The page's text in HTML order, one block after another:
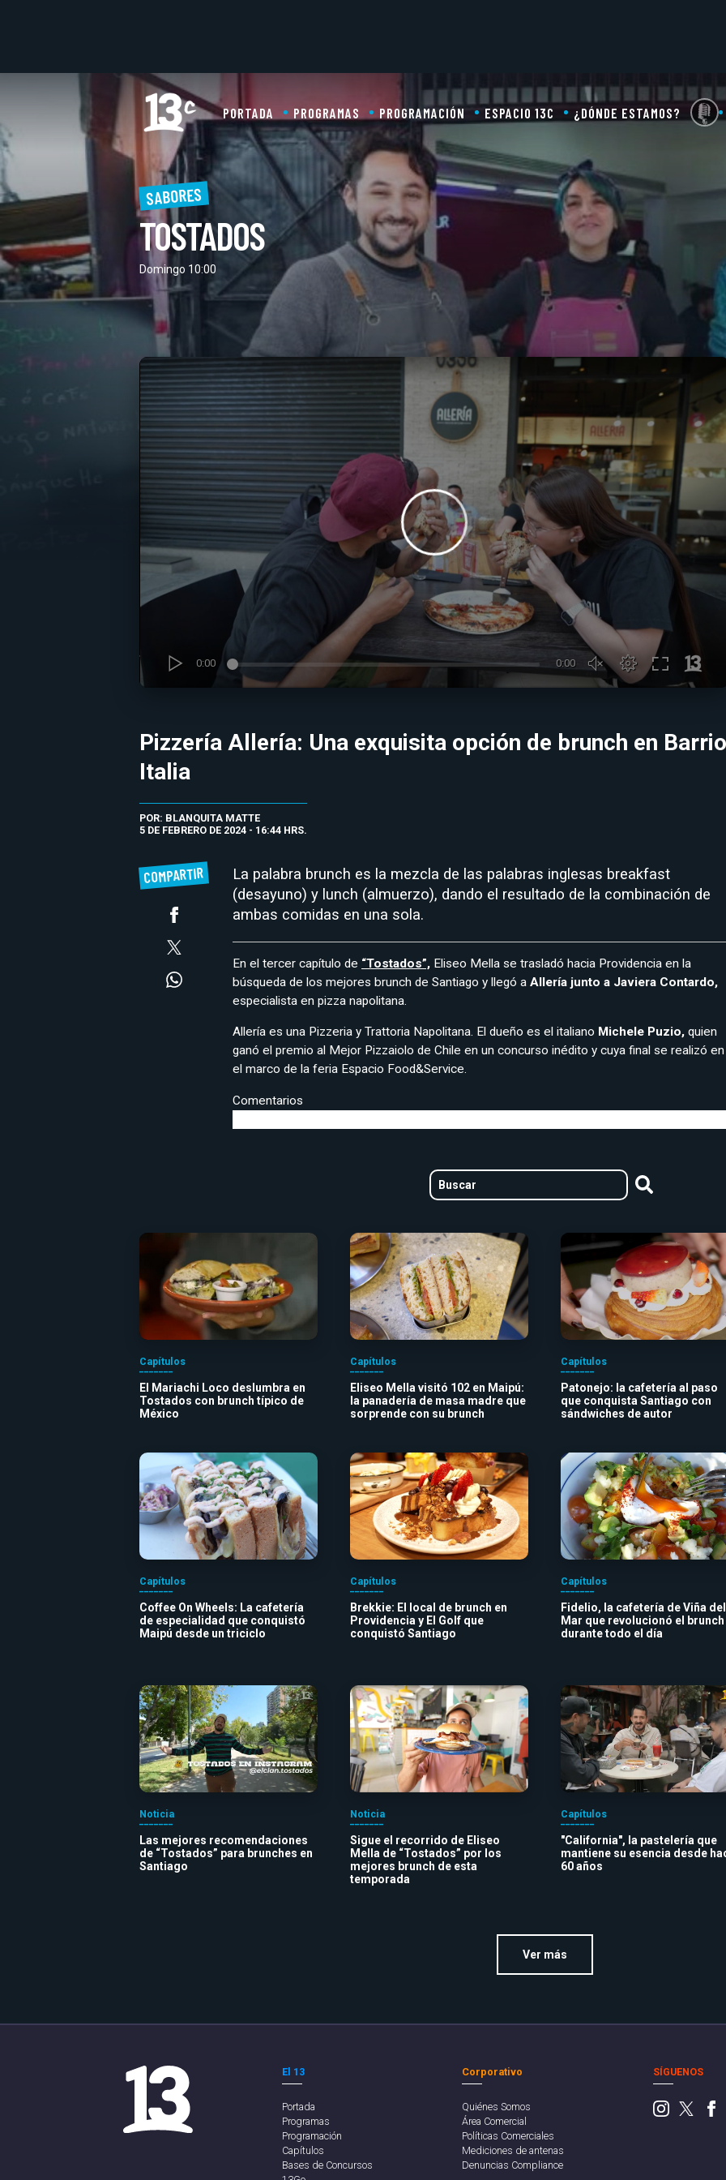
PORTADA PROGRAMAS PROGRAMACIÓN ESPACIO 13C ¿DÓNDE ESTAMOS?
SABORES
TOSTADOS
Domingo 10:00
Pizzería Allería: Una exquisita opción de brunch en Barrio
Italia
POR: BLANQUITA MATTE
5 DE FEBRERO DE 2024 - 16:44 HRS.
COMPARTIR
La palabra brunch es la mezcla de las palabras inglesas breakfast
(desayuno) y lunch (almuerzo), dando el resultado de la combinación de
ambas comidas en una sola.
En el tercer capítulo de “Tostados”, Eliseo Mella se trasladó hacia Providencia en la
búsqueda de los mejores brunch de Santiago y llegó a Allería junto a Javiera Contardo,
especialista en pizza napolitana.
Allería es una Pizzeria y Trattoria Napolitana. El dueño es el italiano Michele Puzio, quien
ganó el premio al Mejor Pizzaiolo de Chile en un concurso inédito y cuya final se realizó en
el marco de la feria Espacio Food&Service.
Comentarios
Capítulos
El Mariachi Loco deslumbra en
Tostados con brunch típico de
México
Capítulos
Eliseo Mella visitó 102 en Maipú:
la panadería de masa madre que
sorprende con su brunch
Capítulos
Patonejo: la cafetería al paso
que conquista Santiago con
sándwiches de autor
Capítulos
Coffee On Wheels: La cafetería
de especialidad que conquistó
Maipú desde un triciclo
Capítulos
Brekkie: El local de brunch en
Providencia y El Golf que
conquistó Santiago
Capítulos
Fidelio, la cafetería de Viña del
Mar que revolucionó el brunch
durante todo el día
Noticia
Las mejores recomendaciones
de “Tostados” para brunches en
Santiago
Noticia
Sigue el recorrido de Eliseo
Mella de “Tostados” por los
mejores brunch de esta
temporada
Capítulos
"California", la pastelería que
mantiene su esencia desde
60 años
Ver más
El 13
Portada
Programas
Programación
Capítulos
Bases de Concursos
Corporativo
Quiénes Somos
Área Comercial
Políticas Comerciales
Mediciones de antenas
Denuncias Compliance
SÍGUENOS